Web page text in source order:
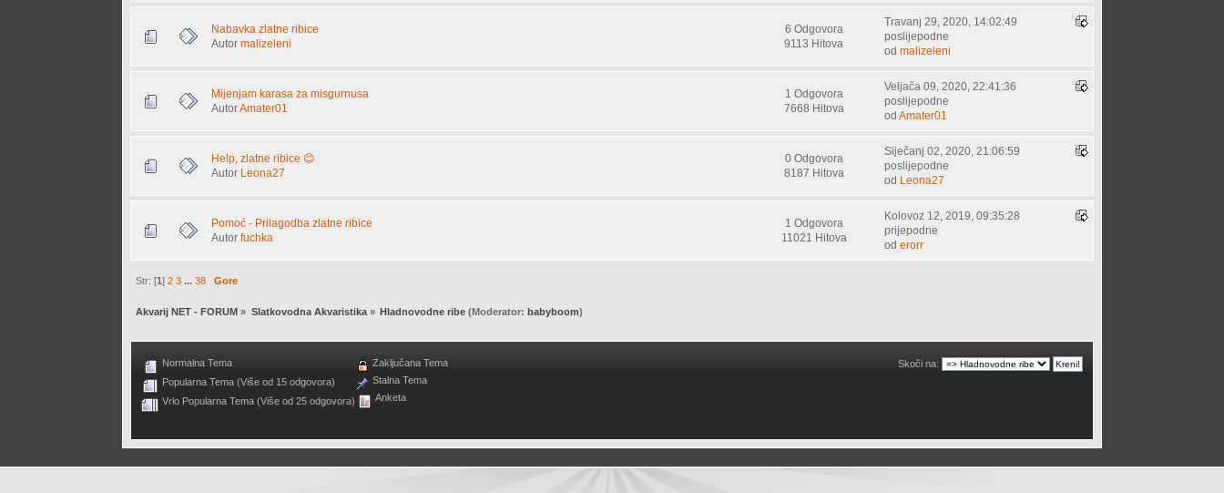
Nabavka zlatne ribice
Autormalizeleni
6 Odgovora
9113 Hitova
Travanj 29, 2020, 14:02:49
poslijepodne
odmalizeleni
Mijenjam karasa za misgurnusa
AutorAmater01
1 Odgovora
7668 Hitova
Veljača 09, 2020, 22:41:36
poslijepodne
odAmater01
Help, zlatne ribice 😊
Autor Leona27
0 Odgovora
8187 Hitova
Siječanj 02, 2020, 21:06:59
poslijepodne
od Leona27
Pomoć - Prilagodba zlatne ribice
Autorfuchka
1 Odgovora
11021 Hitova
Kolovoz 12, 2019, 09:35:28
prijepodne
oderorr
Str: [1] 2 3 ... 38 Gore
Akvarij NET - FORUM » Slatkovodna Akvaristika» Hladnovodne ribe (Moderator: babyboom)
Skoči na:
Normalna Tema
Popularna Tema (Više od 15 odgovora)
Vrlo Popularna Tema (Više od 25 odgovora)
Zaključana Tema
Stalna Tema
Anketa